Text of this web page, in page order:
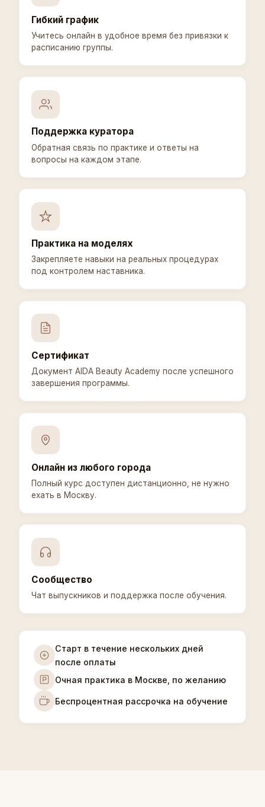
Гибкий график
Учитесь онлайн в удобное время без привязки к
расписанию группы.
Поддержка куратора
Обратная связь по практике и ответы на
вопросы на каждом этапе.
Практика на моделях
Закрепляете навыки на реальных процедурах
под контролем наставника.
Сертификат
Документ AIDA Beauty Academy после успешного
завершения программы.
Онлайн из любого города
Полный курс доступен дистанционно, не нужно
ехать в Москву.
Сообщество
Чат выпускников и поддержка после обучения.
Старт в течение нескольких дней
после оплаты
Очная практика в Москве, по желанию
Беспроцентная рассрочка на обучение